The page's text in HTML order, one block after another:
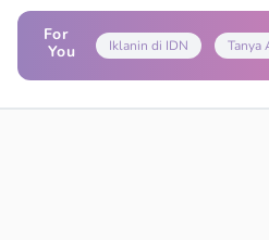
For
You
Iklanin di IDN Tanya